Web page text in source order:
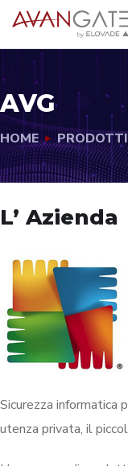
AVG
HOME PRODOTTI
L’ Azienda
Sicurezza informatica
utenza privata, il